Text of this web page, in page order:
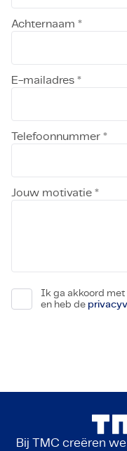
Achternaam *
E-mailadres *
Telefoonnummer *
Jouw motivatie *
Ik ga akkoord met
en heb de
Bij TMC creëren